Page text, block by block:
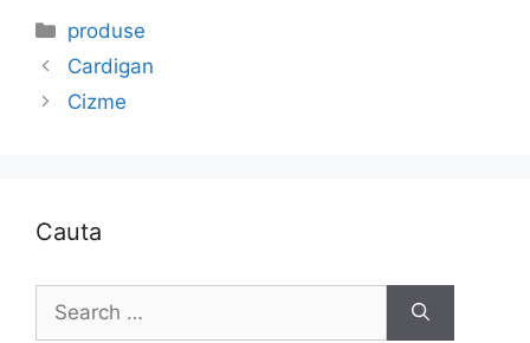
Categories
produse
Cardigan
Cizme
Cauta
for: